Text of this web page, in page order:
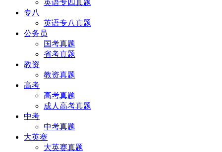
英语专四真题
专八
英语专八真题
公务员
国考真题
省考真题
教资
教资真题
高考
高考真题
成人高考真题
中考
中考真题
大英赛
大英赛真题